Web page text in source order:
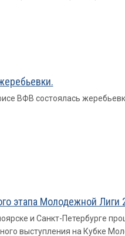
ВФВ состоялась
этапа Молодежной Лиги
и Санкт-Петербурге
выступления на Кубке